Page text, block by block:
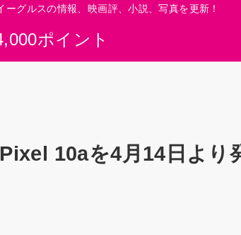
ポイント
グルスの情報、映画評、小説、写真を更新！
10aを4月14日より